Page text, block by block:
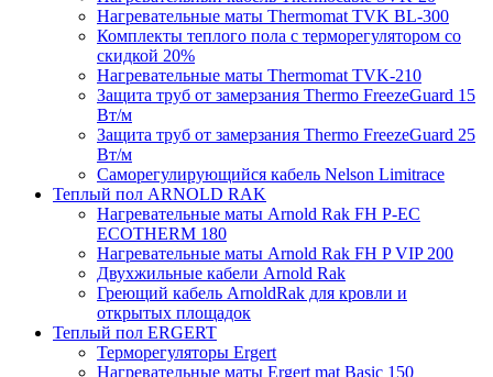
Нагревательные маты Thermomat TVK BL-300
Комплекты теплого пола с терморегулятором со
скидкой 20%
Нагревательные маты Thermomat TVK-210
Защита труб от замерзания Thermo FreezeGuard 15
Вт/м
Защита труб от замерзания Thermo FreezeGuard 25
Вт/м
Саморегулирующийся кабель Nelson Limitrace
Теплый пол ARNOLD RAK
Нагревательные маты Arnold Rak FH P-EC
ECOTHERM 180
Нагревательные маты Arnold Rak FH P VIP 200
Двухжильные кабели Arnold Rak
Греющий кабель ArnoldRak для кровли и
открытых площадок
Теплый пол ERGERT
Терморегуляторы Ergert
Нагревательные маты Ergert mat Basic 150